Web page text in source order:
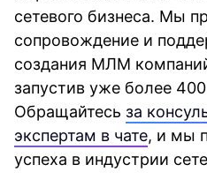
сетевого бизнеса. Мы
сопровождение и
создания МЛМ
запустив уже более
Обращайтесь за
экспертам в чате, и мы
успеха в индустрии